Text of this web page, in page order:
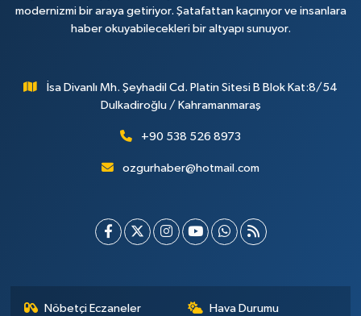
modernizmi bir araya getiriyor. Şatafattan kaçınıyor ve insanlara
haber okuyabilecekleri bir altyapı sunuyor.
İsa Divanlı Mh. Şeyhadil Cd. Platin Sitesi B Blok Kat:8/54
Dulkadiroğlu / Kahramanmaraş
+90 538 526 8973
ozgurhaber@hotmail.com
Nöbetçi Eczaneler Hava Durumu